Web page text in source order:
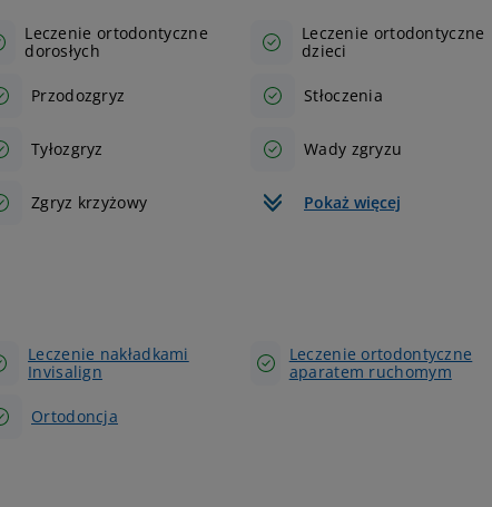
Leczenie ortodontyczne
dorosłych
Leczenie ortodontyczne
dzieci
Przodozgryz Stłoczenia
Tyłozgryz Wady zgryzu
Zgryz krzyżowy Pokaż więcej
Leczenie nakładkami
Invisalign
Leczenie ortodontyczne
aparatem ruchomym
Ortodoncja